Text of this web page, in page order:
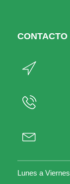
CONTACTO
Lunes a